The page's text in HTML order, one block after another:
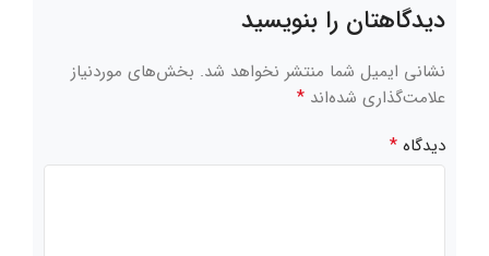
دیدگاهتان را بنویسید
نشانی ایمیل شما منتشر نخواهد شد. بخش‌های موردنیاز
علامت‌گذاری شده‌اند *
دیدگاه *